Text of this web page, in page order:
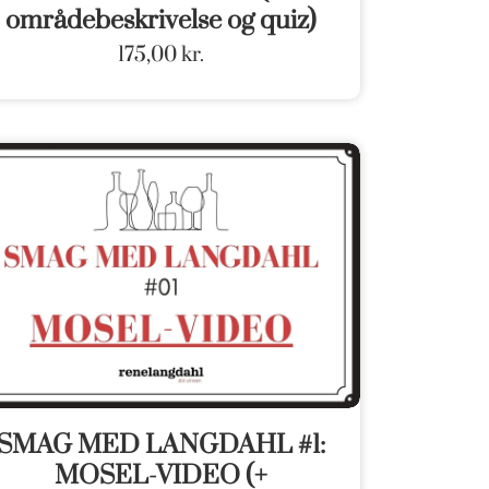
områdebeskrivelse og quiz)
175,00kr.
MED LANGDAHL #1:
MOSEL-VIDEO (+